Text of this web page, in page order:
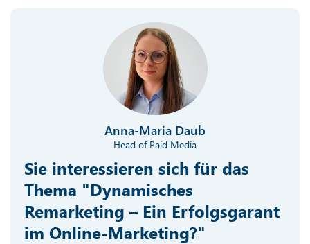
Anna-Maria Daub
Head of Paid Media
Sie interessieren sich für das
Thema "Dynamisches
Remarketing – Ein Erfolgsgarant
im Online-Marketing?"